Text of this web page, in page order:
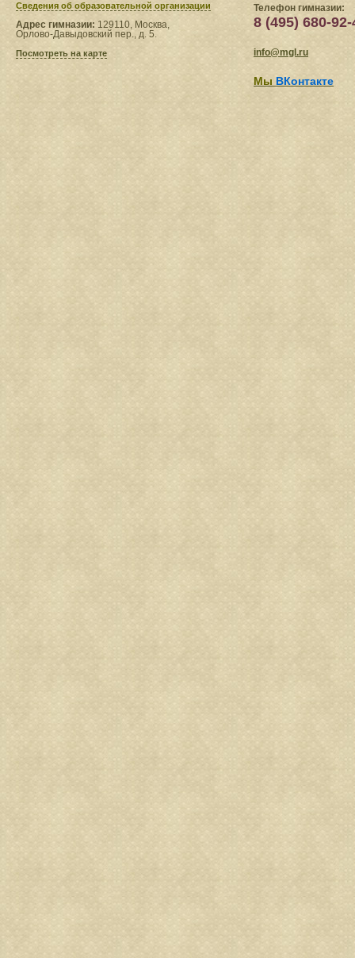
Сведения​ об образовательной организации
Адрес гимназии: 129110, Москва,
Орлово-Давыдовский пер., д. 5.
Посмотреть на карте
Телефон гимназии:
8 (495) 680-92-
info@mgl.ru
Мы ВКонтакте